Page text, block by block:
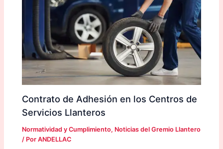
Contrato de Adhesión en los Centros de
Servicios Llanteros
Normatividad y Cumplimiento, Noticias del Gremio Llantero
/ PorANDELLAC